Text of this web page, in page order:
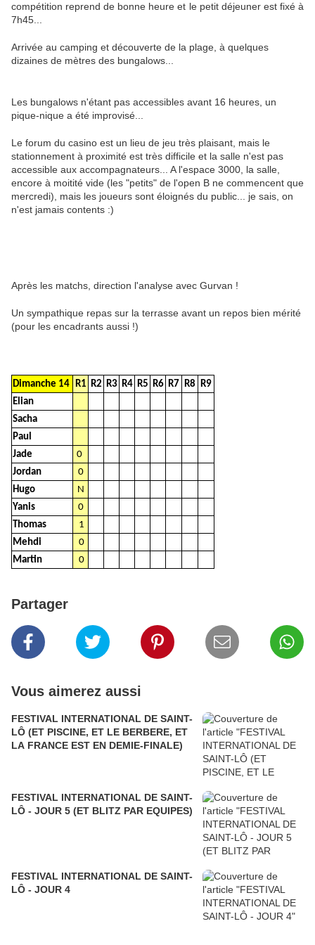
compétition reprend de bonne heure et le petit déjeuner est fixé à
7h45...
Arrivée au camping et découverte de la plage, à quelques
dizaines de mètres des bungalows...
Les bungalows n'étant pas accessibles avant 16 heures, un
pique-nique a été improvisé...
Le forum du casino est un lieu de jeu très plaisant, mais le
stationnement à proximité est très difficile et la salle n'est pas
accessible aux accompagnateurs... A l'espace 3000, la salle,
encore à moitité vide (les "petits" de l'open B ne commencent que
mercredi), mais les joueurs sont éloignés du public... je sais, on
n'est jamais contents :)
Après les matchs, direction l'analyse avec Gurvan !
Un sympathique repas sur la terrasse avant un repos bien mérité
(pour les encadrants aussi !)
Dimanche 14 R1 R2 R3 R4 R5 R6 R7 R8 R9
Elian
Sacha
Paul
Jade
0
Jordan
0
Hugo
N
Yanis
0
Thomas
1
Mehdi
0
Martin
0
Partager
Vous aimerez aussi
FESTIVAL INTERNATIONAL DE SAINT-
LÔ (ET PISCINE, ET LE BERBERE, ET
LA FRANCE EST EN DEMIE-FINALE)
FESTIVAL INTERNATIONAL DE SAINT-
LÔ - JOUR 5 (ET BLITZ PAR EQUIPES)
FESTIVAL INTERNATIONAL DE SAINT-
LÔ - JOUR 4